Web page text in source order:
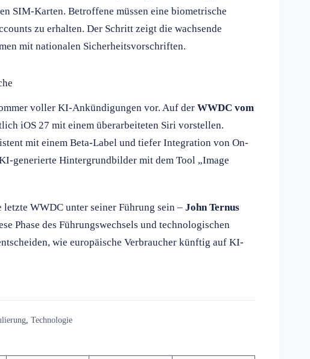
SIM-Karten. Betroffene müssen eine biometrische
zu erhalten. Der Schritt zeigt die wachsende
mit nationalen Sicherheitsvorschriften.
voller KI-Ankündigungen vor. Auf der WWDC vom
iOS 27 mit einem überarbeiteten Siri vorstellen.
mit einem Beta-Label und tiefer Integration von On-
generierte Hintergrundbilder mit dem Tool „Image
letzte WWDC unter seiner Führung sein – John Ternus
Phase des Führungswechsels und technologischen
wie europäische Verbraucher künftig auf KI-
Technologie